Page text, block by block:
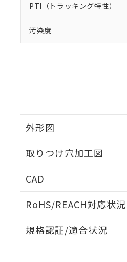
PTI（トラッキング特性）
汚染度
外形図
取りつけ穴加工図
CAD
RoHS/REACH対応状況
EU RoHS 注意事項・凡例
規格認証/適合状況